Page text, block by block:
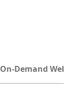
On-Demand